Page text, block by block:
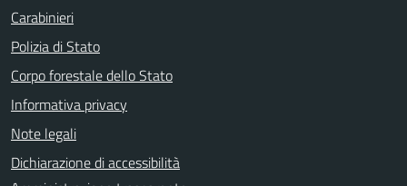
Carabinieri
Polizia di Stato
Corpo forestale dello Stato
Informativa privacy
Note legali
Dichiarazione di accessibilità